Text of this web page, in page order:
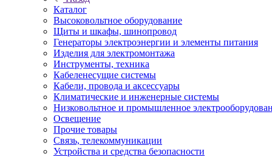
Каталог
Высоковольтное оборудование
Щиты и шкафы, шинопровод
Генераторы электроэнергии и элементы питания
Изделия для электромонтажа
Инструменты, техника
Кабеленесущие системы
Кабели, провода и аксессуары
Климатические и инженерные системы
Низковольтное и промышленное
Освещение
Прочие товары
Связь, телекоммуникации
Устройства и средства безопасности